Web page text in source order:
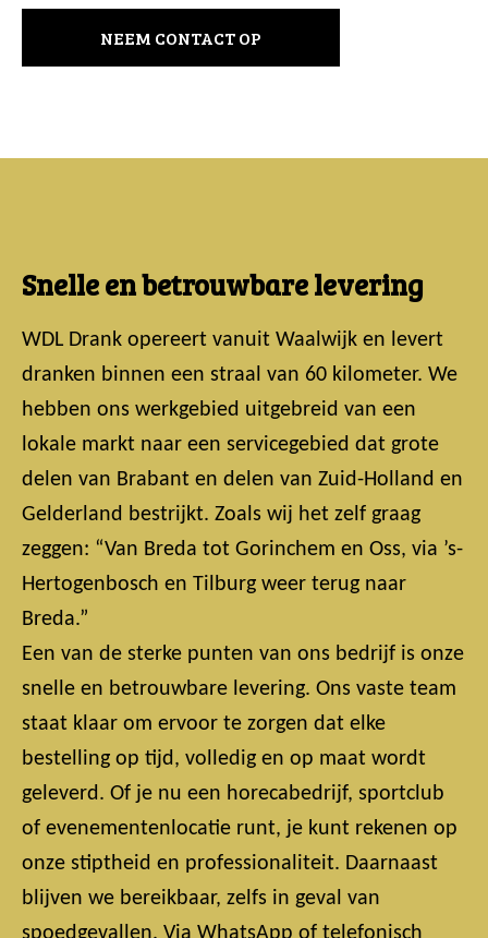
NEEM CONTACT OP
Snelle en betrouwbare levering
WDL Drank opereert vanuit Waalwijk en levert
dranken binnen een straal van 60 kilometer. We
hebben ons werkgebied uitgebreid van een
lokale markt naar een servicegebied dat grote
delen van Brabant en delen van Zuid-Holland en
Gelderland bestrijkt. Zoals wij het zelf graag
zeggen: “Van Breda tot Gorinchem en Oss, via ’s-
Hertogenbosch en Tilburg weer terug naar
Breda.”
Een van de sterke punten van ons bedrijf is onze
snelle en betrouwbare levering. Ons vaste team
staat klaar om ervoor te zorgen dat elke
bestelling op tijd, volledig en op maat wordt
geleverd. Of je nu een horecabedrijf, sportclub
of evenementenlocatie runt, je kunt rekenen op
onze stiptheid en professionaliteit. Daarnaast
blijven we bereikbaar, zelfs in geval van